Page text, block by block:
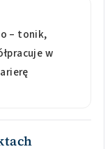
– tonik,
w